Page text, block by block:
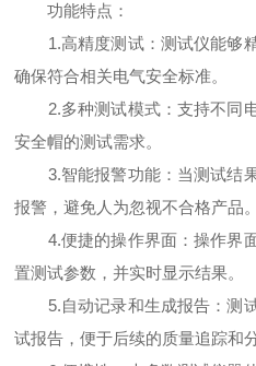
功能特点：
1.高精度测试：测试仪能够精
确保符合相关电气安全标准。
2.多种测试模式：支持不同
安全帽的测试需求。
3.智能报警功能：当测试结
报警，避免人为忽视不合格产品。
4.便捷的操作界面：操作界
置测试参数，并实时显示结果。
5.自动记录和生成报告：测试
试报告，便于后续的质量追踪和